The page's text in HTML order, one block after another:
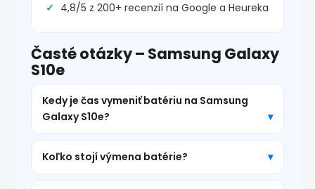
4,8/5 z 200+ recenzií na Google a Heureka
Časté otázky – Samsung Galaxy
S10e
Kedy je čas vymeniť batériu na Samsung
Galaxy S10e?
Koľko stojí výmena batérie?